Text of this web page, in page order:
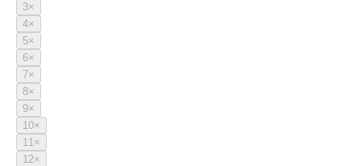
3×
4×
5×
6×
7×
8×
9×
10×
11×
12×